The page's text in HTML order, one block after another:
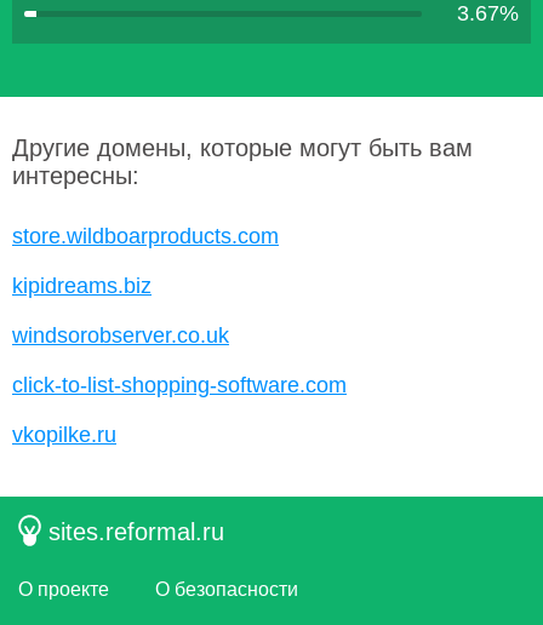
3.67%
Другие домены, которые могут быть вам
интересны:
store.wildboarproducts.com
kipidreams.biz
windsorobserver.co.uk
click-to-list-shopping-software.com
vkopilke.ru
sites.reformal.ru
О проекте О безопасности